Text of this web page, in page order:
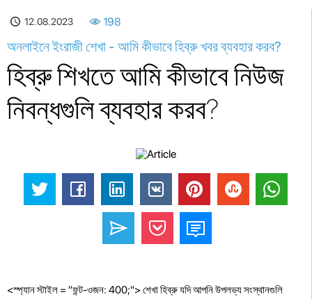
12.08.2023 198
অনলাইনে ইংরাজী শেখা - আমি কীভাবে হিব্রু খবর ব্যবহার করব?
হিব্রু শিখতে আমি কীভাবে নিউজ
নিবন্ধগুলি ব্যবহার করব?
<স্প্যান স্টাইল = "ফন্ট-ওজন: 400;"> শেখা হিব্রু যদি আপনি উপলভ্য সংস্থানগুলি